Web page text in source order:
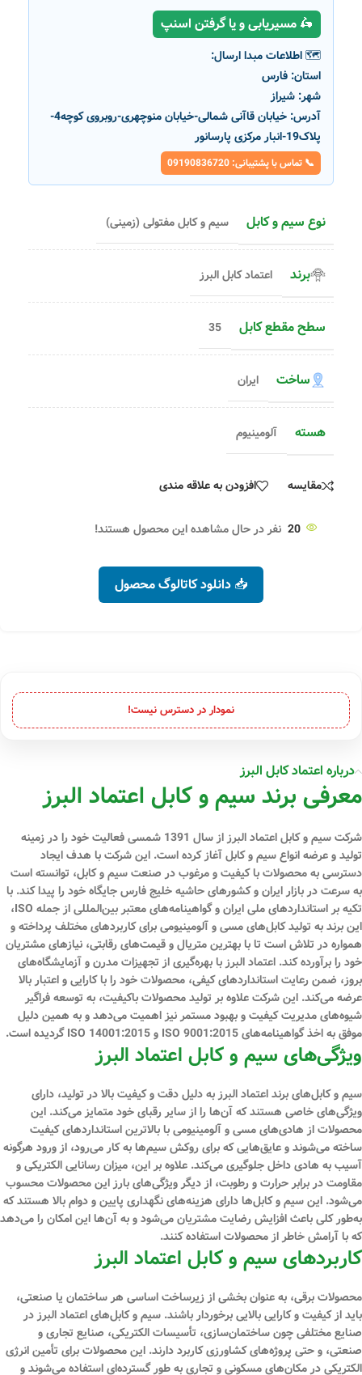
🛵 مسیریابی و یا گرفتن اسنپ
🗺️ اطلاعات مبدا ارسال:
استان: فارس
شهر: شیراز
آدرس:
خیابان قاآنی شمالی-خیابان منوچهری-روبروی کوچه4-
پلاک19-انبار مرکزی پارسانور
📞 تماس با پشتیبانی: 09190836720
نوع سیم و کابل سیم و کابل مفتولی (زمینی)
برند اعتماد کابل البرز
سطح مقطع کابل 35
ساخت ایران
هسته آلومینیوم
مقایسه افزودن به علاقه مندی
20 نفر در حال مشاهده این محصول هستند!
📥 دانلود کاتالوگ محصول
نمودار در دسترس نیست!
درباره اعتماد کابل البرز
معرفی برند سیم و کابل اعتماد البرز
شرکت سیم و کابل اعتماد البرز از سال 1391 شمسی فعالیت خود را در زمینه
تولید و عرضه انواع سیم و کابل آغاز کرده است. این شرکت با هدف ایجاد
دسترسی به محصولات با کیفیت و مرغوب در صنعت سیم و کابل، توانسته است
به سرعت در بازار ایران و کشورهای حاشیه خلیج فارس جایگاه خود را پیدا کند. با
تکیه بر استانداردهای ملی ایران و گواهینامه‌های معتبر بین‌المللی از جمله ISO،
این برند به تولید کابل‌های مسی و آلومینیومی برای کاربردهای مختلف پرداخته و
همواره در تلاش است تا با بهترین متریال و قیمت‌های رقابتی، نیازهای مشتریان
خود را برآورده کند. اعتماد البرز با بهره‌گیری از تجهیزات مدرن و آزمایشگاه‌های
بروز، ضمن رعایت استانداردهای کیفی، محصولات خود را با کارایی و اعتبار بالا
عرضه می‌کند. این شرکت علاوه بر تولید محصولات باکیفیت، به توسعه فراگیر
شیوه‌های مدیریت کیفیت و بهبود مستمر نیز اهمیت می‌دهد و به همین دلیل
موفق به اخذ گواهینامه‌های ISO 9001:2015 و ISO 14001:2015 گردیده است.
ویژگی‌های سیم و کابل اعتماد البرز
سیم و کابل‌های برند اعتماد البرز به دلیل دقت و کیفیت بالا در تولید، دارای
ویژگی‌های خاصی هستند که آن‌ها را از سایر رقبای خود متمایز می‌کند. این
محصولات از هادی‌های مسی و آلومینیومی با بالاترین استانداردهای کیفیت
ساخته می‌شوند و عایق‌هایی که برای روکش سیم‌ها به کار می‌رود، از ورود هرگونه
آسیب به هادی داخل جلوگیری می‌کند. علاوه بر این، میزان رسانایی الکتریکی و
مقاومت در برابر حرارت و رطوبت، از دیگر ویژگی‌های بارز این محصولات محسوب
می‌شود. این سیم و کابل‌ها دارای هزینه‌های نگهداری پایین و دوام بالا هستند که
به‌طور کلی باعث افزایش رضایت مشتریان می‌شود و به آن‌ها این امکان را می‌دهد
که با آرامش خاطر از محصولات استفاده کنند.
کاربردهای سیم و کابل اعتماد البرز
محصولات برقی، به عنوان بخشی از زیرساخت اساسی هر ساختمان یا صنعتی،
باید از کیفیت و کارایی بالایی برخوردار باشند. سیم و کابل‌های اعتماد البرز در
صنایع مختلفی چون ساختمان‌سازی، تأسیسات الکتریکی، صنایع تجاری و
صنعتی، و حتی پروژه‌های کشاورزی کاربرد دارند. این محصولات برای تأمین انرژی
الکتریکی در مکان‌های مسکونی و تجاری به طور گسترده‌ای استفاده می‌شوند و